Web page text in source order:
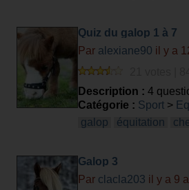
Quiz du galop 1 à 7
Par alexiane90 il y a
Description : 4
Catégorie : Sport >
galop
équitation
Galop 3
Par clacla203 il y a 9